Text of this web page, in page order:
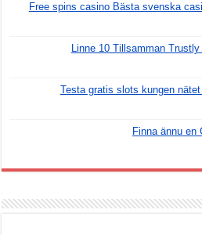
Free spins casino Bästa svenska
Linne 10 Tillsamman
Testa gratis slots kungen nätet
Finna ännu en